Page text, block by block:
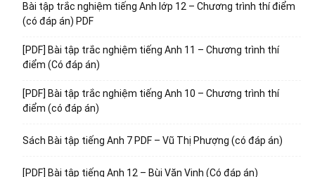
Bài tập trắc nghiệm tiếng Anh lớp 12 – Chương trình thí điểm
(có đáp án) PDF
[PDF] Bài tập trắc nghiệm tiếng Anh 11 – Chương trình thí
điểm (Có đáp án)
[PDF] Bài tập trắc nghiệm tiếng Anh 10 – Chương trình thí
điểm (có đáp án)
Sách Bài tập tiếng Anh 7 PDF – Vũ Thị Phượng (có đáp án)
[PDF] Bài tập tiếng Anh 12 – Bùi Văn Vinh (Có đáp án)